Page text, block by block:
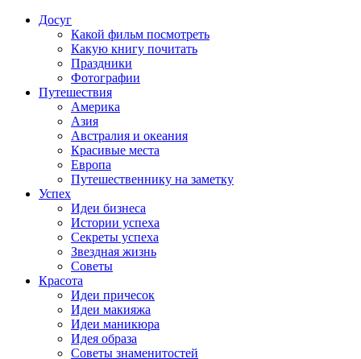
Досуг
Какой фильм посмотреть
Какую книгу почитать
Праздники
Фотографии
Путешествия
Америка
Азия
Австралия и океания
Красивые места
Европа
Путешественнику на заметку
Успех
Идеи бизнеса
Истории успеха
Секреты успеха
Звездная жизнь
Советы
Красота
Идеи причесок
Идеи макияжа
Идеи маникюра
Идея образа
Советы знаменитостей